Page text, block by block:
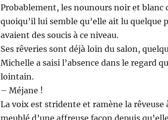
Probablement, les nounours noir et
quoiqu’il lui semble qu’elle ait lu quelque
avaient des soucis à ce niveau.
Ses rêveries sont déjà loin du salon,
Michelle a saisi l’absence dans le regard
lointain.
– Méjane !
La voix est stridente et ramène la rêveuse
meublé d’une affreuse façon depuis